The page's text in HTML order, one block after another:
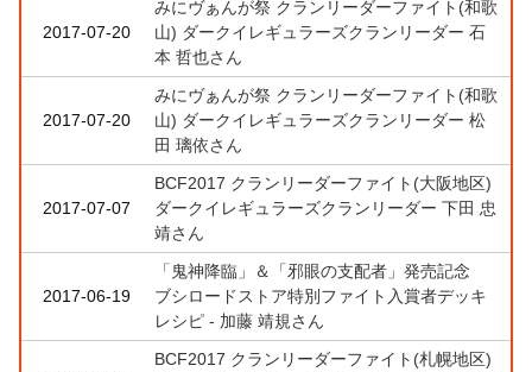
2017-07-20
みにヴぁんが祭 クランリーダーファイト(和歌
山) ダークイレギュラーズクランリーダー 石
本 哲也さん
2017-07-20
みにヴぁんが祭 クランリーダーファイト(和歌
山) ダークイレギュラーズクランリーダー 松
田 璃依さん
2017-07-07
BCF2017 クランリーダーファイト(大阪地区)
ダークイレギュラーズクランリーダー 下田 忠
靖さん
2017-06-19
「鬼神降臨」＆「邪眼の支配者」発売記念
ブシロードストア特別ファイト入賞者デッキ
レシピ - 加藤 靖規さん
BCF2017 クランリーダーファイト(札幌地区)